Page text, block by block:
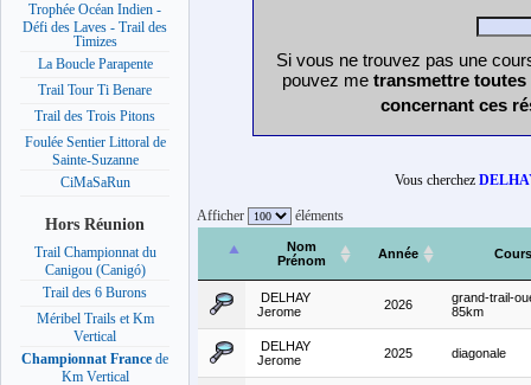
Trophée Océan Indien -
Défi des Laves - Trail des
Timizes
La Boucle Parapente
Trail Tour Ti Benare
Trail des Trois Pitons
Foulée Sentier Littoral de
Sainte-Suzanne
CiMaSaRun
Hors Réunion
Trail Championnat du
Canigou (Canigó)
Trail des 6 Burons
Méribel Trails et Km
Vertical
Championnat France de
Km Vertical
Si vous ne trouvez pas une
pouvez me transmettre
concernant ces
Vous cherchez
Afficher éléments
Nom
Prénom
Année
DELHAY
Jerome
2026
grand-trail-
85km
DELHAY
Jerome
2025 diagonale